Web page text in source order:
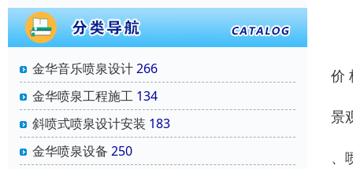
金华音乐喷泉设计266
金华喷泉工程施工 134
斜喷式喷泉设计安装 183
金华喷泉设备 250
价
景
、